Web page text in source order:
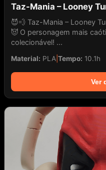
Taz-Mania – Looney
😈💨 Taz-Mania – Looney
😈 O personagem mais
colecionável! ...
Material: PLA| Tempo: 10.1h
Ver